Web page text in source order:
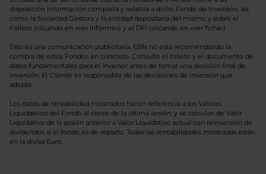
disposición información completa y relativa a dicho Fondo de Inversión, así
como la Sociedad Gestora y la entidad depositaria del mismo y sobre el
Folleto (clicando en «ver informe») y el DFI (clicando en «ver ficha»).
Esto es una comunicación publicitaria. EBN no está recomendando la
compra de estos Fondos en concreto. Consulte el folleto y el documento de
datos fundamentales para el inversor antes de tomar una decisión final de
inversión. El Cliente es responsable de las decisiones de inversión que
adopte.
Los datos de rentabilidad mostrados hacen referencia a los Valores
Liquidativos del Fondo al cierre de la última sesión, y se calculan de Valor
Liquidativo de la sesión anterior a Valor Liquidativo actual con reinversión de
dividendos si el fondo es de reparto. Todas las rentabilidades mostradas están
en la divisa Euro.